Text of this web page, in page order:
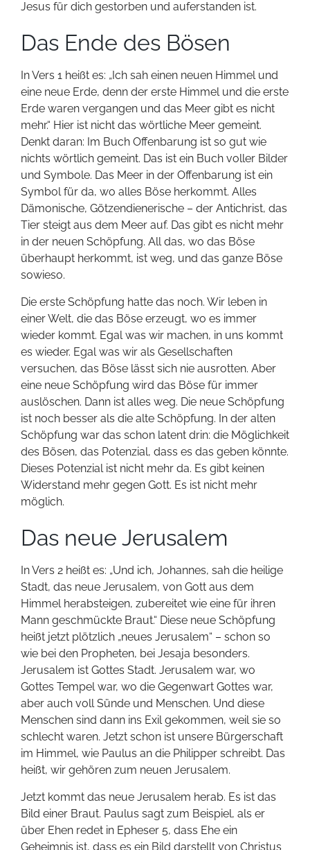
Jesus für dich gestorben und auferstanden ist.
Das Ende des Bösen
In Vers 1 heißt es: „Ich sah einen neuen Himmel und
eine neue Erde, denn der erste Himmel und die erste
Erde waren vergangen und das Meer gibt es nicht
mehr.“ Hier ist nicht das wörtliche Meer gemeint.
Denkt daran: Im Buch Offenbarung ist so gut wie
nichts wörtlich gemeint. Das ist ein Buch voller Bilder
und Symbole. Das Meer in der Offenbarung ist ein
Symbol für da, wo alles Böse herkommt. Alles
Dämonische, Götzendienerische – der Antichrist, das
Tier steigt aus dem Meer auf. Das gibt es nicht mehr
in der neuen Schöpfung. All das, wo das Böse
überhaupt herkommt, ist weg, und das ganze Böse
sowieso.
Die erste Schöpfung hatte das noch. Wir leben in
einer Welt, die das Böse erzeugt, wo es immer
wieder kommt. Egal was wir machen, in uns kommt
es wieder. Egal was wir als Gesellschaften
versuchen, das Böse lässt sich nie ausrotten. Aber
eine neue Schöpfung wird das Böse für immer
auslöschen. Dann ist alles weg. Die neue Schöpfung
ist noch besser als die alte Schöpfung. In der alten
Schöpfung war das schon latent drin: die Möglichkeit
des Bösen, das Potenzial, dass es das geben könnte.
Dieses Potenzial ist nicht mehr da. Es gibt keinen
Widerstand mehr gegen Gott. Es ist nicht mehr
möglich.
Das neue Jerusalem
In Vers 2 heißt es: „Und ich, Johannes, sah die heilige
Stadt, das neue Jerusalem, von Gott aus dem
Himmel herabsteigen, zubereitet wie eine für ihren
Mann geschmückte Braut.“ Diese neue Schöpfung
heißt jetzt plötzlich „neues Jerusalem“ – schon so
wie bei den Propheten, bei Jesaja besonders.
Jerusalem ist Gottes Stadt. Jerusalem war, wo
Gottes Tempel war, wo die Gegenwart Gottes war,
aber auch voll Sünde und Menschen. Und diese
Menschen sind dann ins Exil gekommen, weil sie so
schlecht waren. Jetzt schon ist unsere Bürgerschaft
im Himmel, wie Paulus an die Philipper schreibt. Das
heißt, wir gehören zum neuen Jerusalem.
Jetzt kommt das neue Jerusalem herab. Es ist das
Bild einer Braut. Paulus sagt zum Beispiel, als er
über Ehen redet in Epheser 5, dass Ehe ein
Geheimnis ist, dass es ein Bild darstellt von Christus